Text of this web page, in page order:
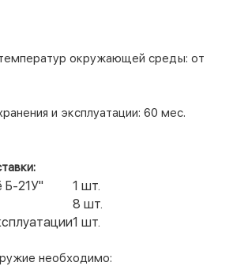
окружающей среды: от
и эксплуатации: 60 мес.
Б-21У"
1 шт.
8 шт.
1 шт.
необходимо: